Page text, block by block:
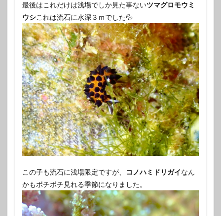
最後はこれだけは浅場でしか見た事ないツマグロモウミ
ウシこれは流石に水深３ｍでした💦
この子も流石に浅場限定ですが、 コノハミドリガイなん
かもボチボチ見れる季節になりました。